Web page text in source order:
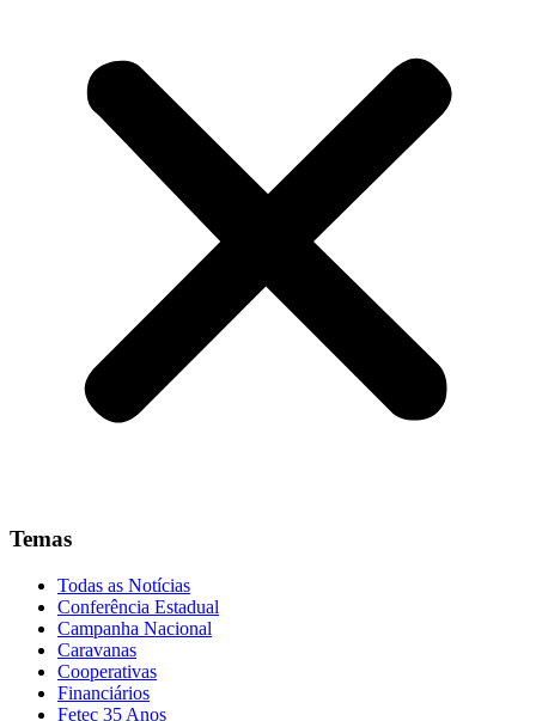
Temas
Todas as Notícias
Conferência Estadual
Campanha Nacional
Caravanas
Cooperativas
Financiários
Fetec 35 Anos